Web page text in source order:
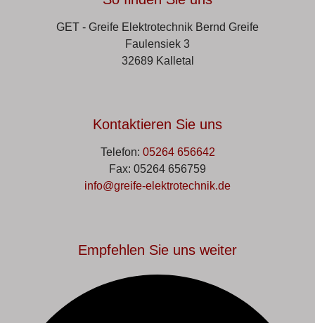
GET - Greife Elektrotechnik Bernd Greife
Faulensiek 3
32689 Kalletal
Kontaktieren Sie uns
Telefon: 05264 656642
Fax: 05264 656759
info@greife-elektrotechnik.de
Empfehlen Sie uns weiter